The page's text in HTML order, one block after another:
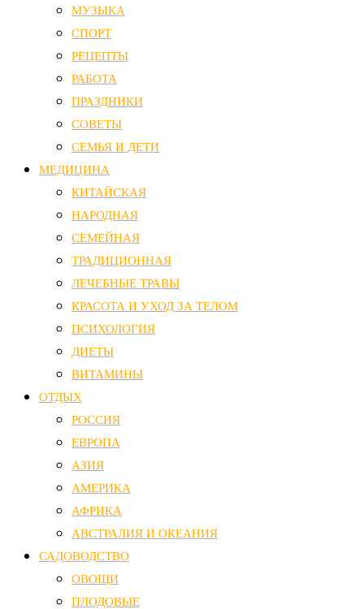
МУЗЫКА
СПОРТ
РЕЦЕПТЫ
РАБОТА
ПРАЗДНИКИ
СОВЕТЫ
СЕМЬЯ И ДЕТИ
МЕДИЦИНА
КИТАЙСКАЯ
НАРОДНАЯ
СЕМЕЙНАЯ
ТРАДИЦИОННАЯ
ЛЕЧЕБНЫЕ ТРАВЫ
КРАСОТА И УХОД ЗА ТЕЛОМ
ПСИХОЛОГИЯ
ДИЕТЫ
ВИТАМИНЫ
ОТДЫХ
РОССИЯ
ЕВРОПА
АЗИЯ
АМЕРИКА
АФРИКА
АВСТРАЛИЯ И ОКЕАНИЯ
САДОВОДСТВО
ОВОЩИ
ПЛОДОВЫЕ